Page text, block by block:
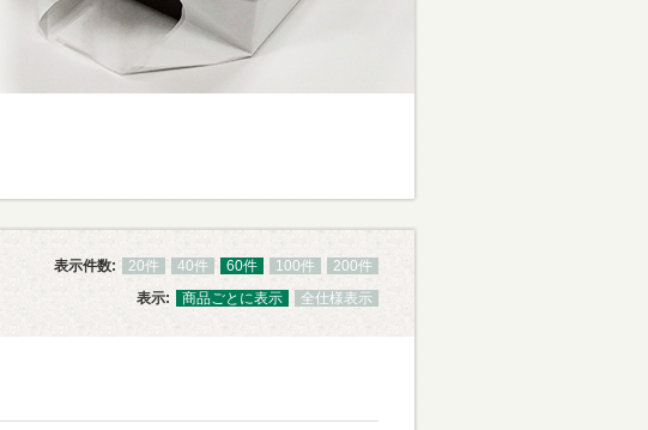
表示件数: 20件 40件 60件 100件
200件
表示:
商品ごとに表示 全仕様表示